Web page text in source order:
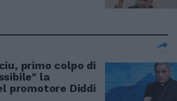
primo colpo di
la
promotore Diddi